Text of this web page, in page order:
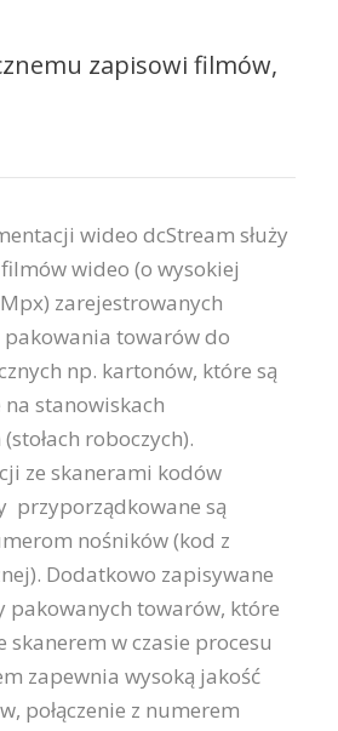
zapisowi filmów,
wideo dcStream służy
wideo (o wysokiej
zarejestrowanych
pakowania towarów do
np. kartonów, które są
stanowiskach
roboczych).
ze skanerami kodów
przyporządkowane są
nośników (kod z
Dodatkowo zapisywane
pakowanych towarów, które
skanerem w czasie procesu
zapewnia wysoką jakość
połączenie z numerem